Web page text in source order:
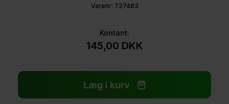
Varenr: 727483
Kontant:
145,00 DKK